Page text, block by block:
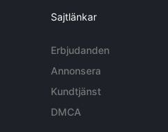
Sajtlänkar
Erbjudanden
Annonsera
Kundtjänst
DMCA